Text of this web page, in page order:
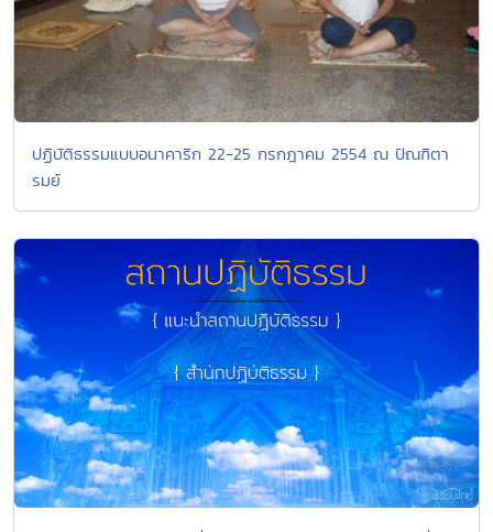
ปฏิบัติธรรมแบบอนาคาริก 22-25 กรกฎาคม 2554 ณ ปัณฑิตา
รมย์